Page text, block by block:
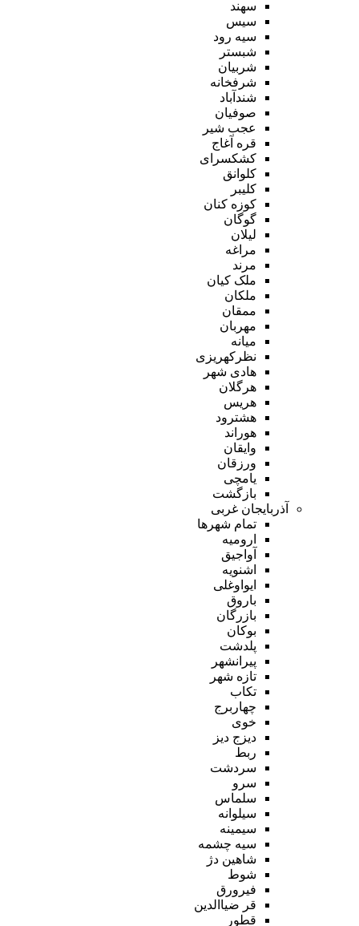
سهند
سیس
سیه رود
شبستر
شربیان
شرفخانه
شندآباد
صوفیان
عجب شیر
قره آغاج
کشکسرای
کلوانق
کلیبر
کوزه کنان
گوگان
لیلان
مراغه
مرند
ملک کیان
ملکان
ممقان
مهربان
میانه
نظرکهریزی
هادی شهر
هرگلان
هریس
هشترود
هوراند
وایقان
ورزقان
یامچی
بازگشت
آذربایجان غربی
تمام شهر‌ها
ارومیه
آواجیق
اشنویه
ایواوغلی
باروق
بازرگان
بوکان
پلدشت
پیرانشهر
تازه شهر
تکاب
چهاربرج
خوی
دیزج دیز
ربط
سردشت
سرو
سلماس
سیلوانه
سیمینه
سیه چشمه
شاهین دژ
شوط
فیرورق
قر ضیاالدین
قطور